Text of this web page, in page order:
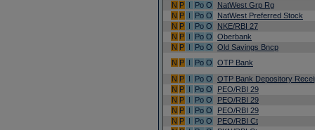
N P I Po O
NatWest Grp Rg
N P I Po O
NatWest Preferred Stock
N P I Po O
NKE/RBI 27
N P I Po O
Oberbank
N P I Po O
Old Savings Bncp
N P I Po O
OTP Bank
N P I Po O
OTP Bank Depository
N P I Po O
PEO/RBI 29
N P I Po O
PEO/RBI 29
N P I Po O
PEO/RBI 29
N P I Po O
PEO/RBI Ct